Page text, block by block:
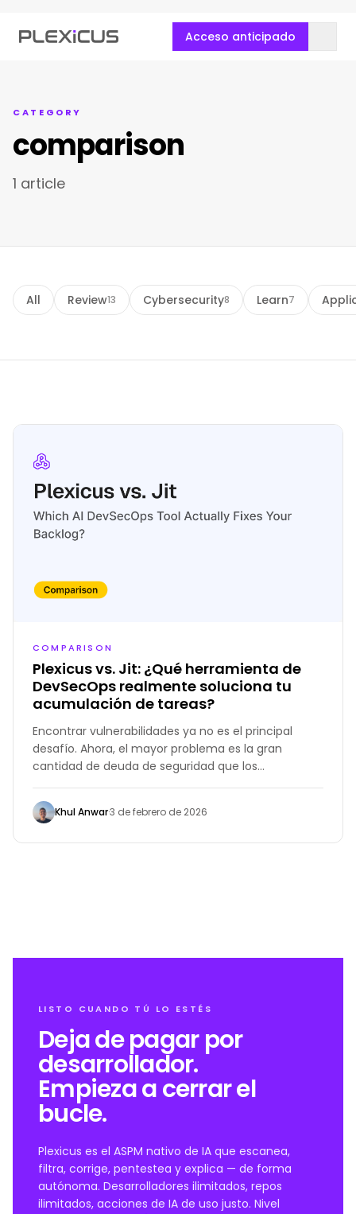
Acceso anticipado
CATEGORY
comparison
1 article
All Review13 Cybersecurity8 Learn7
COMPARISON
Plexicus vs. Jit: ¿Qué herramienta de
DevSecOps realmente soluciona tu
acumulación de tareas?
Encontrar vulnerabilidades ya no es el principal
desafío. Ahora, el mayor problema es la gran
cantidad de deuda de seguridad que los
desarrolladores no tienen tiempo para abordar.
Khul Anwar·3 de febrero de 2026
LISTO CUANDO TÚ LO ESTÉS
Deja de pagar por
desarrollador.
Empieza a cerrar el
bucle.
Plexicus es el ASPM nativo de IA que escanea,
filtra, corrige, pentestea y explica — de forma
autónoma. Desarrolladores ilimitados, repos
ilimitados, acciones de IA de uso justo. Nivel